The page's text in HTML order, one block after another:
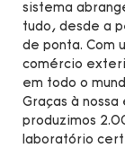
sistema
tudo, desde a
de ponta. Com
comércio
em todo o
Graças à
produzimos
laboratório